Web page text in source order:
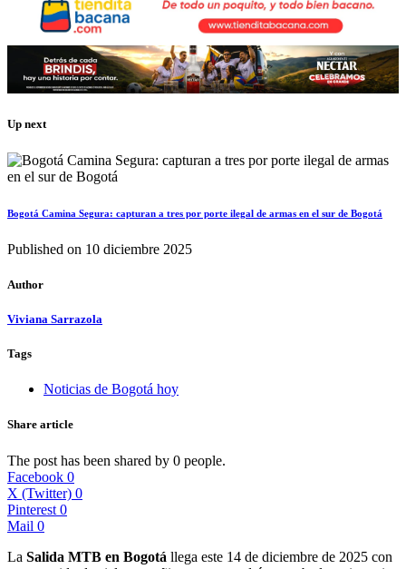
Up next
Bogotá Camina Segura: capturan a tres por porte ilegal de armas en el sur de Bogotá
Published on 10 diciembre 2025
Author
Viviana Sarrazola
Tags
Noticias de Bogotá hoy
Share article
The post has been shared by 0 people.
Facebook 0
X (Twitter) 0
Pinterest 0
Mail 0
La Salida MTB en Bogotá llega este 14 de diciembre de 2025 con